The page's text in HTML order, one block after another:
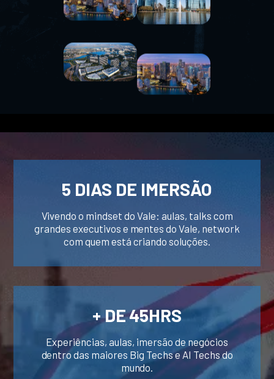
5 DIAS DE IMERSÃO
Vivendo o mindset do Vale: aulas, talks com
grandes executivos e mentes do Vale, network
com quem está criando soluções.
+ DE 45HRS
Experiências, aulas, imersão de negócios
dentro das maiores Big Techs e AI Techs do
mundo.